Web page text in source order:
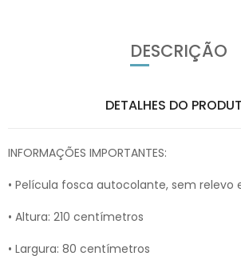
DESCRIÇÃO
DETALHES DO
INFORMAÇÕES IMPORTANTES:
• Película fosca autocolante, sem relevo
• Altura: 210 centímetros
• Largura: 80 centímetros